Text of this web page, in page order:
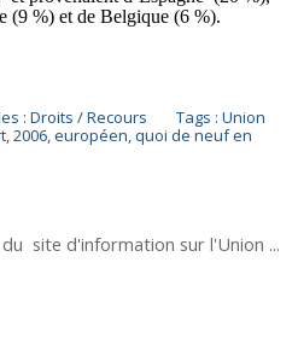
(9 %) et de Belgique (6 %).
: Droits / Recours Tags :Union
,2006,européen,quoi de neuf en
site d'information sur l'Union ...